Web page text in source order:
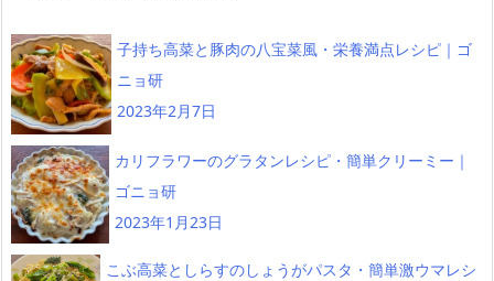
子持ち高菜と豚肉の八宝菜風・栄養満点レシピ｜ゴ
ニョ研
2023年2月7日
カリフラワーのグラタンレシピ・簡単クリーミー｜
ゴニョ研
2023年1月23日
こぶ高菜としらすのしょうがパスタ・簡単激ウマレシ